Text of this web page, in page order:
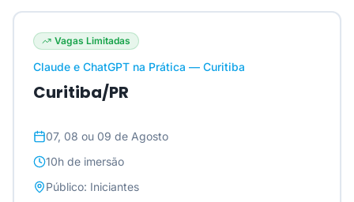
Vagas Limitadas
Claude e ChatGPT na Prática — Curitiba
Curitiba/PR
07, 08 ou 09 de Agosto
10h de imersão
Público: Iniciantes